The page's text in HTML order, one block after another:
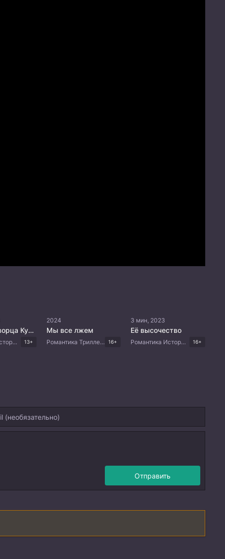
История дворца Куньнин
Романтика Исторический Фэнтези Драма Китайские дорамы 13+
2024
Мы все лжем
Романтика Триллер Драма Китайские дорамы 16+
3 мин, 2023
Её высочество
Романтика Исторический Драма Китайские дорамы 16+
Отправить